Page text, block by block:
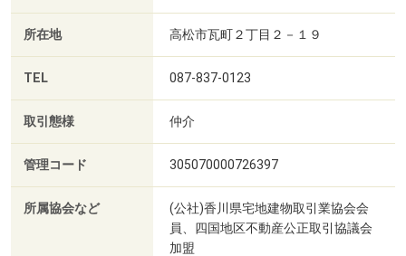
所在地 高松市瓦町２丁目２－１９
TEL 087-837-0123
取引態様 仲介
管理コード 305070000726397
所属協会など
(公社)香川県宅地建物取引業協会会
員、四国地区不動産公正取引協議会
加盟